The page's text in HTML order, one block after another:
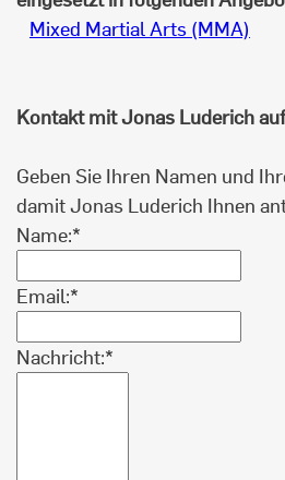
Mixed Martial Arts (MMA)
Kontakt mit Jonas Luderich
Geben Sie Ihren Namen und
damit Jonas Luderich Ihnen
Name:*
Email:*
Nachricht:*